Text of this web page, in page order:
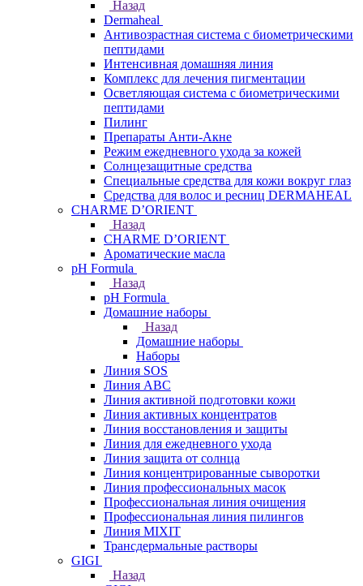
Назад
Dermaheal
Антивозрастная система с биометрическими
пептидами
Интенсивная домашняя линия
Комплекс для лечения пигментации
Осветляющая система с биометрическими
пептидами
Пилинг
Препараты Анти-Акне
Режим ежедневного ухода за кожей
Солнцезащитные средства
Специальные средства для кожи вокруг глаз
Средства для волос и ресниц DERMAHEAL
CHARME D’ORIENT
Назад
CHARME D’ORIENT
Ароматические масла
pH Formula
Назад
pH Formula
Домашние наборы
Назад
Домашние наборы
Наборы
Линия SOS
Линия АВС
Линия активной подготовки кожи
Линия активных концентратов
Линия восстановления и защиты
Линия для ежедневного ухода
Линия защита от солнца
Линия концентрированные сыворотки
Линия профессиональных масок
Профессиональная линия очищения
Профессиональная линия пилингов
Линия MIXIT
Трансдермальные растворы
GIGI
Назад